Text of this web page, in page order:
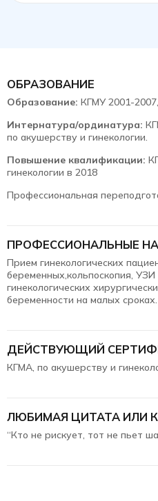
ОБРАЗОВАНИЕ
Образование: КГМУ 2001-
Интернатура/ординатура:
по акушерству и гинекологии.
Повышение квалификации:
гинекологии в 2018
Профессиональная
ПРОФЕССИОНАЛЬНЫЕ
Прием гинекологических
беременных,кольпоскопия,
гинекологических
беременности на малых сроках.
ДЕЙСТВУЮЩИЙ
КГМА, по акушерству и
ЛЮБИМАЯ ЦИТАТА ИЛИ
“Кто не рискует, тот не пьет